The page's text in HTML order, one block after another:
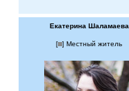
Екатерина Шаламаева
[ ] Местный житель